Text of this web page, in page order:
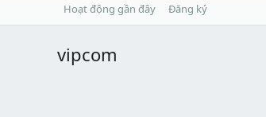
Hoạt động gần đây Đăng ký
vipcom